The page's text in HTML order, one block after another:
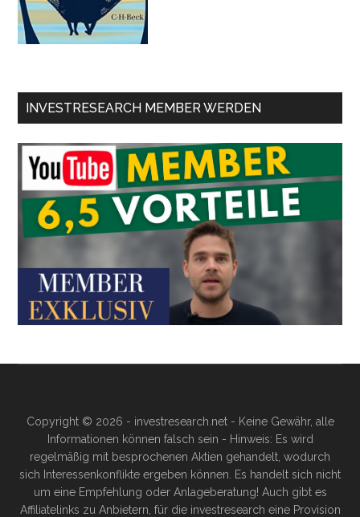
INVESTRESEARCH MEMBER WERDEN
Copyright © 2026 - investresearch.net - Keine Gewähr, alle
Informationen können falsch sein - Hinweis: Es wird
regelmäßig mit besprochenen Aktien gehandelt, wodurch
sich Interessenkonflikte ergeben können. Es handelt sich nicht
um eine Empfehlung oder Anlageberatung! Auch gibt es
Affiliatelinks zu Anbietern, für die investresearch eine Provision